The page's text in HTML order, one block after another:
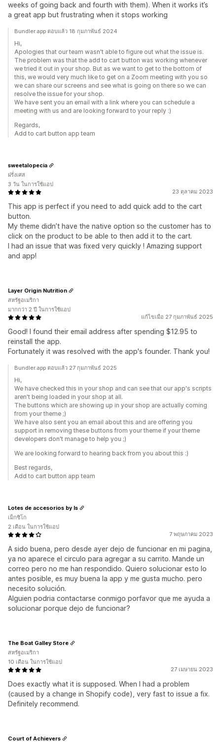
weeks of going back and fourth with them). When it works it’s
a great app but frustrating when it stops working
Bundler.app ตอบแล้ว 18 กุมภาพันธ์ 2024
Hi,
Apologies that our team wasn't able to figure out what the issue is.
The problem was that the add to cart button was working whenever
we tried it out in your shop. But as we want to get to the bottom of
this, we would very much like to get on a Zoom meeting with you so
we can share our screens and see what is going on there so we can
resolve the issue for your shop.
We have sent you an email with a link where you can schedule a
meeting with us and are looking forward to your reply :)
Regards,
Add to cart button app team
23 ตุลาคม 2023
This app is perfect if you need to add quick add to the cart
button.
My theme didn’t have the native option so the customer has to
click on the product to be able to then add it to the cart.
I had an issue that was fixed very quickly ! Amazing support
and app!
sweetalopecia
ฝรั่งเศส
3 วัน ในการใช้แอป
แก้ไขเมื่อ 27 กุมภาพันธ์ 2025
Good! I found their email address after spending $12.95 to
reinstall the app.
Fortunately it was resolved with the app's founder. Thank you!
Layer Origin Nutrition
สหรัฐอเมริกา
มากกว่า 2 ปี ในการใช้แอป
Bundler.app ตอบแล้ว 27 กุมภาพันธ์ 2025
Hi,
We have checked this in your shop and can see that our app's scripts
aren't being loaded in your shop at all.
The buttons which are showing up in your shop are actually coming
from your theme ;)
We have also sent you an email about this and are offering you
support in removing these buttons from your theme if your theme
developers don't manage to help you ;)
We are looking forward to hearing back from you about this :)
Best regards,
Add to cart button app team
7 พฤษภาคม 2023
A sido buena, pero desde ayer dejo de funcionar en mi pagina,
ya no aparece el circulo para agregar a su carrito. Mande un
correo pero no me han respondido. Quiero solucionar esto lo
antes posible, es muy buena la app y me gusta mucho. pero
necesito solución.
Alguien podria contactarse conmigo porfavor que me ayuda a
solucionar porque dejo de funcionar?
Lotes de accesorios by Is
เม็กซิโก
2 เดือน ในการใช้แอป
27 เมษายน 2023
Does exactly what it is supposed. When I had a problem
(caused by a change in Shopify code), very fast to issue a fix.
Definitely recommend.
The Boat Galley Store
สหรัฐอเมริกา
10 เดือน ในการใช้แอป
Court of Achievers